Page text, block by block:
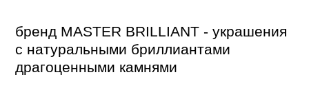
бренд MASTER BRILLIANT - украшения
c натуральными бриллиантами